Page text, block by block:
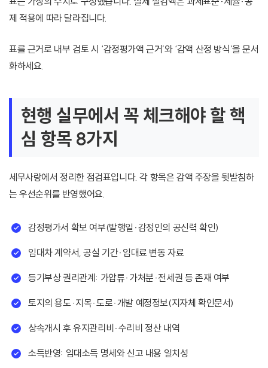
제 적용에 따라 달라집니다.
표를 근거로 내부 검토 시 ‘감정평가액 근거’와 ‘감액 산정 방식’을 문서
화하세요.
현행 실무에서 꼭 체크해야 할 핵
심 항목 8가지
세무사랑에서 정리한 점검표입니다. 각 항목은 감액 주장을 뒷받침하
는 우선순위를 반영했어요.
감정평가서 확보 여부(발행일·감정인의 공신력 확인)
임대차 계약서, 공실 기간·임대료 변동 자료
등기부상 권리관계: 가압류·가처분·전세권 등 존재 여부
토지의 용도·지목·도로·개발 예정정보(지자체 확인문서)
상속개시 후 유지관리비·수리비 정산 내역
소득반영: 임대소득 명세와 신고 내용 일치성